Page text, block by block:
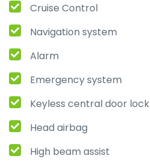
Cruise Control
Navigation system
Alarm
Emergency system
Keyless central door lock
Head airbag
High beam assist